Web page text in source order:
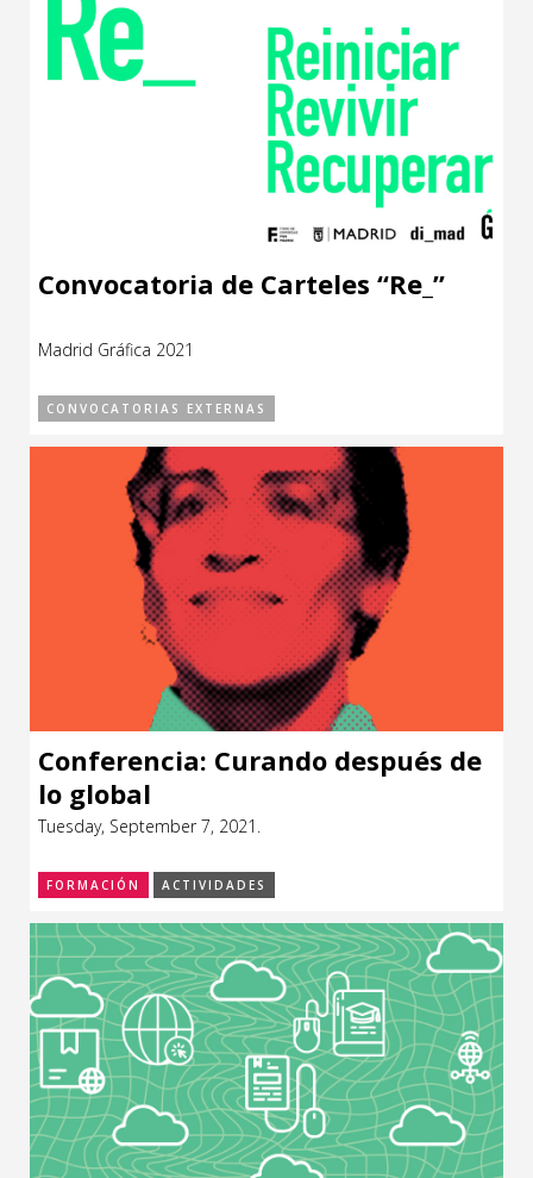
programa “El CCE en el interior / Libros” para la posterior
distribución de […]
Convocatoria de Carteles “Re_”
Madrid Gráfica 2021
CONVOCATORIAS EXTERNAS
Conferencia: Curando después de
lo global
Tuesday, September 7, 2021.
FORMACIÓN ACTIVIDADES